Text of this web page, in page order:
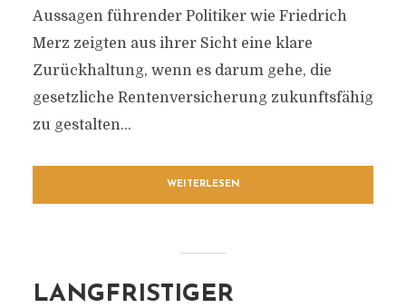
Aussagen führender Politiker wie Friedrich
Merz zeigten aus ihrer Sicht eine klare
Zurückhaltung, wenn es darum gehe, die
gesetzliche Rentenversicherung zukunftsfähig
zu gestalten...
WEITERLESEN
LANGFRISTIGER